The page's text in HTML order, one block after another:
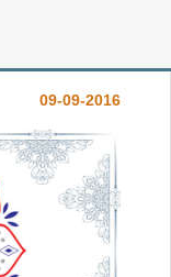
09-09-2016